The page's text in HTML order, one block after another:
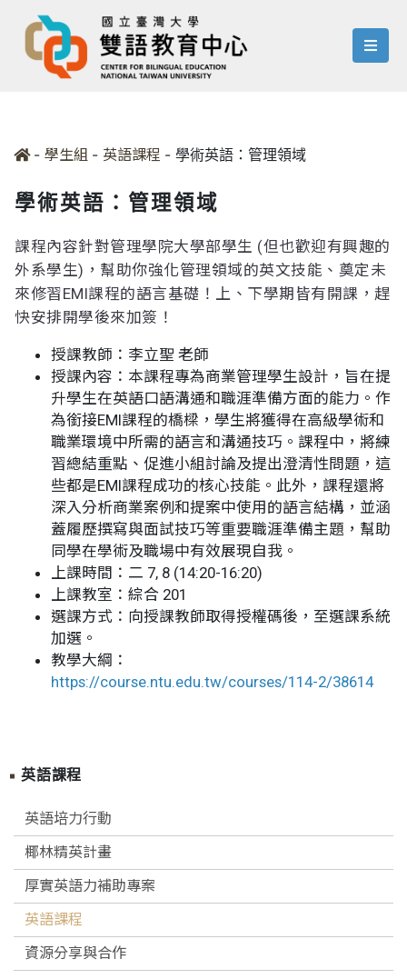
menu
- 學生組 - 英語課程 - 學術英語：管理領域
英語課程
英語培力行動
椰林精英計畫
厚實英語力補助專案
英語課程
資源分享與合作
學術英語：管理領域
課程內容針對管理學院大學部學生 (但也歡迎有興趣的
外系學生)，幫助你強化管理領域的英文技能、奠定未
來修習EMI課程的語言基礎！上、下學期皆有開課，趕
快安排開學後來加簽！
授課教師：李立聖 老師
授課內容：本課程專為商業管理學生設計，旨在提
升學生在英語口語溝通和職涯準備方面的能力。作
為銜接EMI課程的橋樑，學生將獲得在高級學術和
職業環境中所需的語言和溝通技巧。課程中，將練
習總結重點、促進小組討論及提出澄清性問題，這
些都是EMI課程成功的核心技能。此外，課程還將
深入分析商業案例和提案中使用的語言結構，並涵
蓋履歷撰寫與面試技巧等重要職涯準備主題，幫助
同學在學術及職場中有效展現自我。
上課時間：二 7, 8 (14:20-16:20)
上課教室：綜合 201
選課方式：向授課教師取得授權碼後，至選課系統
加選。
教學大綱：
https://course.ntu.edu.tw/courses/114-2/38614